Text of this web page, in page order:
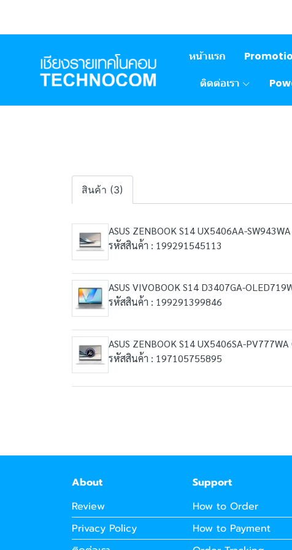
หน้าแรก
ติดต่อเรา
สินค้า (3)
ASUS ZENBOOK S14 UX5406AA-SW943WA
รหัสสินค้า : 199291545113
ASUS VIVOBOOK S14 D3407GA-
รหัสสินค้า : 199291399846
ASUS ZENBOOK S14 UX5406SA-
รหัสสินค้า : 197105755895
About
Review
Privacy Policy
Support
How to Order
How to Payment